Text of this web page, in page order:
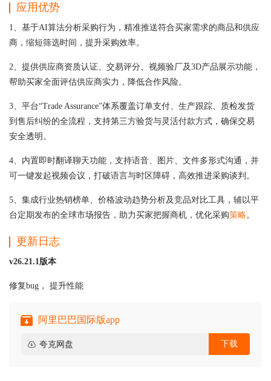
应用优势
1、基于AI算法分析采购行为，精准推送符合买家需求的商品和供应
商，缩短筛选时间，提升采购效率。
2、提供供应商资质认证、交易评分、视频验厂及3D产品展示功能，
帮助买家全面评估供应商实力，降低合作风险。
3、平台“Trade Assurance”体系覆盖订单支付、生产跟踪、质检发货
到售后纠纷的全流程，支持第三方验货与灵活付款方式，确保交易
安全透明。
4、内置即时翻译聊天功能，支持语音、图片、文件多形式沟通，并
可一键发起视频会议，打破语言与时区障碍，高效推进采购谈判。
5、集成行业热销榜单、价格波动趋势分析及竞品对比工具，辅以平
台定期发布的全球市场报告，助力买家把握商机，优化采购策略。
更新日志
v26.21.1版本
修复bug， 提升性能
阿里巴巴国际版app
夸克网盘 下载